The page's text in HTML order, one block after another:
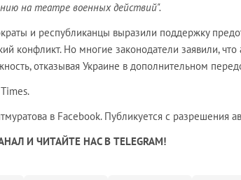
на театре военных действий".
и республиканцы выразили поддержку
конфликт. Но многие законодатели заявили,
отказывая Украине в дополнительном
.
в Facebook. Публикуется с разрешения
И ЧИТАЙТЕ НАС В TELEGRAM!